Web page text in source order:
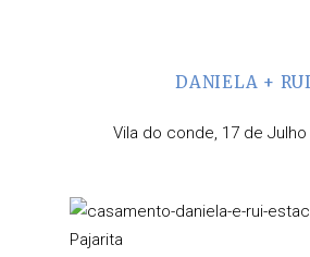
DANIELA + RUI
Vila do conde, 17 de Julho